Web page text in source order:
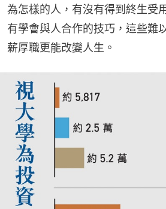
為怎樣的人，有沒有得到終生受
有學會與人合作的技巧，這些難
薪厚職更能改變人生。